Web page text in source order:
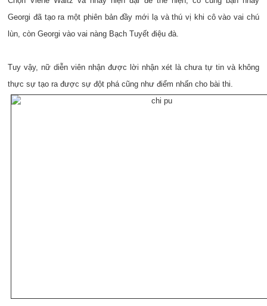
Georgi đã tạo ra một phiên bản đầy mới lạ và thú vị khi cô vào vai chú
lùn, còn Georgi vào vai nàng Bạch Tuyết điệu đà.
Tuy vậy, nữ diễn viên nhận được lời nhận xét là chưa tự tin và không
thực sự tạo ra được sự đột phá cũng như điểm nhấn cho bài thi.